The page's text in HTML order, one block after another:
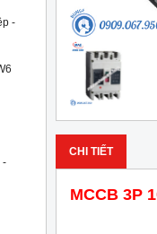
-
-
CHI TIẾT
MCCB 3P